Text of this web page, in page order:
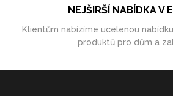
NEJŠIRŠÍ NABÍDKA V
Klientům nabízíme ucelenou
produktů pro dům a